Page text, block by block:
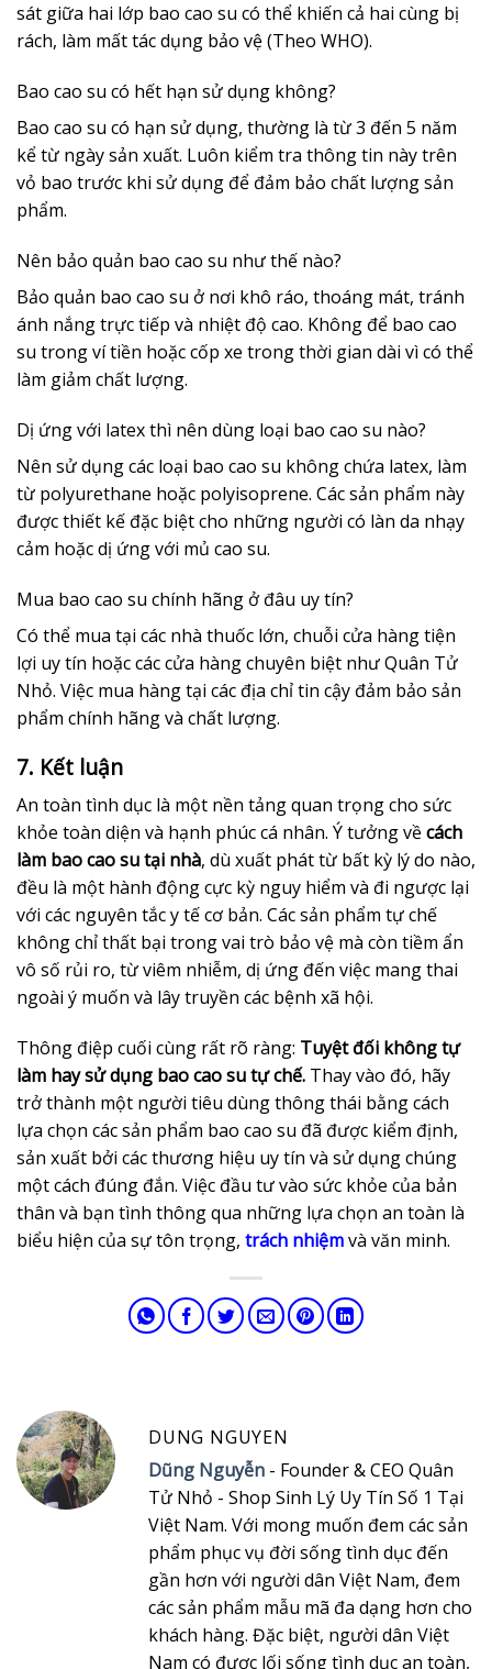
sát giữa hai lớp bao cao su có thể khiến cả hai cùng bị
rách, làm mất tác dụng bảo vệ (Theo WHO).
Bao cao su có hết hạn sử dụng không?
Bao cao su có hạn sử dụng, thường là từ 3 đến 5 năm
kể từ ngày sản xuất. Luôn kiểm tra thông tin này trên
vỏ bao trước khi sử dụng để đảm bảo chất lượng sản
phẩm.
Nên bảo quản bao cao su như thế nào?
Bảo quản bao cao su ở nơi khô ráo, thoáng mát, tránh
ánh nắng trực tiếp và nhiệt độ cao. Không để bao cao
su trong ví tiền hoặc cốp xe trong thời gian dài vì có thể
làm giảm chất lượng.
Dị ứng với latex thì nên dùng loại bao cao su nào?
Nên sử dụng các loại bao cao su không chứa latex, làm
từ polyurethane hoặc polyisoprene. Các sản phẩm này
được thiết kế đặc biệt cho những người có làn da nhạy
cảm hoặc dị ứng với mủ cao su.
Mua bao cao su chính hãng ở đâu uy tín?
Có thể mua tại các nhà thuốc lớn, chuỗi cửa hàng tiện
lợi uy tín hoặc các cửa hàng chuyên biệt như Quân Tử
Nhỏ. Việc mua hàng tại các địa chỉ tin cậy đảm bảo sản
phẩm chính hãng và chất lượng.
7. Kết luận
An toàn tình dục là một nền tảng quan trọng cho sức
khỏe toàn diện và hạnh phúc cá nhân. Ý tưởng vềcách
làm bao cao su tại nhà, dù xuất phát từ bất kỳ lý do nào,
đều là một hành động cực kỳ nguy hiểm và đi ngược lại
với các nguyên tắc y tế cơ bản. Các sản phẩm tự chế
không chỉ thất bại trong vai trò bảo vệ mà còn tiềm ẩn
vô số rủi ro, từ viêm nhiễm, dị ứng đến việc mang thai
ngoài ý muốn và lây truyền các bệnh xã hội.
Thông điệp cuối cùng rất rõ ràng: Tuyệt đối không tự
làm hay sử dụng bao cao su tự chế. Thay vào đó, hãy
trở thành một người tiêu dùng thông thái bằng cách
lựa chọn các sản phẩm bao cao su đã được kiểm định,
sản xuất bởi các thương hiệu uy tín và sử dụng chúng
một cách đúng đắn. Việc đầu tư vào sức khỏe của bản
thân và bạn tình thông qua những lựa chọn an toàn là
biểu hiện của sự tôn trọng, trách nhiệmvà văn minh.
DUNG NGUYEN
Dũng Nguyễn - Founder & CEO Quân
Tử Nhỏ - Shop Sinh Lý Uy Tín Số 1 Tại
Việt Nam. Với mong muốn đem các sản
phẩm phục vụ đời sống tình dục đến
gần hơn với người dân Việt Nam, đem
các sản phẩm mẫu mã đa dạng hơn cho
khách hàng. Đặc biệt, người dân Việt
Nam có được lối sống tình dục an toàn,